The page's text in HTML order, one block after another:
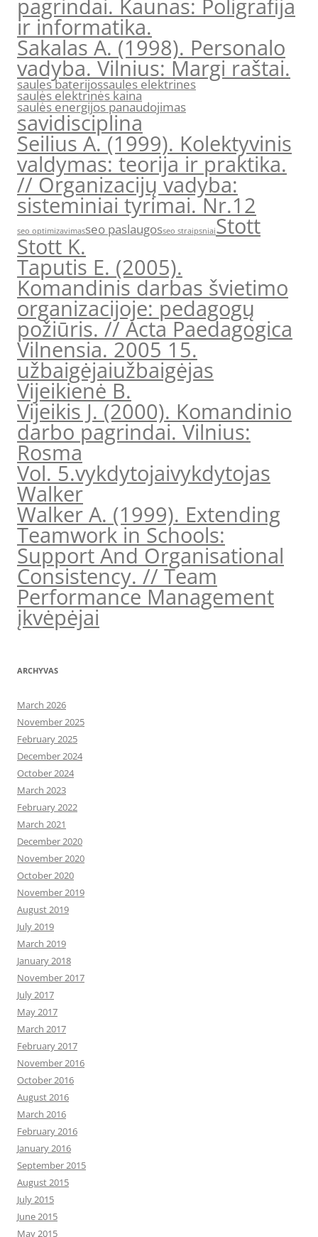
pagrindai. Kaunas: Poligrafija
ir informatika.
Sakalas A. (1998). Personalo
vadyba. Vilnius: Margi raštai.
saules baterijossaules elektrines
saulės elektrinės kaina
saulės energijos panaudojimas
savidisciplina
Seilius A. (1999). Kolektyvinis
valdymas: teorija ir praktika.
// Organizacijų vadyba:
sisteminiai tyrimai. Nr.12
seo optimizavimasseo paslaugosseo straipsniaiStott
Stott K.
Taputis E. (2005).
Komandinis darbas švietimo
organizacijoje: pedagogų
požiūris. // Acta Paedagogica
Vilnensia. 2005 15.
užbaigėjaiužbaigėjas
Vijeikienė B.
Vijeikis J. (2000). Komandinio
darbo pagrindai. Vilnius:
Rosma
Vol. 5.vykdytojaivykdytojas
Walker
Walker A. (1999). Extending
Teamwork in Schools:
Support And Organisational
Consistency. // Team
Performance Management
įkvėpėjai
ARCHYVAS
March 2026
November 2025
February 2025
December 2024
October 2024
March 2023
February 2022
March 2021
December 2020
November 2020
October 2020
November 2019
August 2019
July 2019
March 2019
January 2018
November 2017
July 2017
May 2017
March 2017
February 2017
November 2016
October 2016
August 2016
March 2016
February 2016
January 2016
September 2015
August 2015
July 2015
June 2015
May 2015